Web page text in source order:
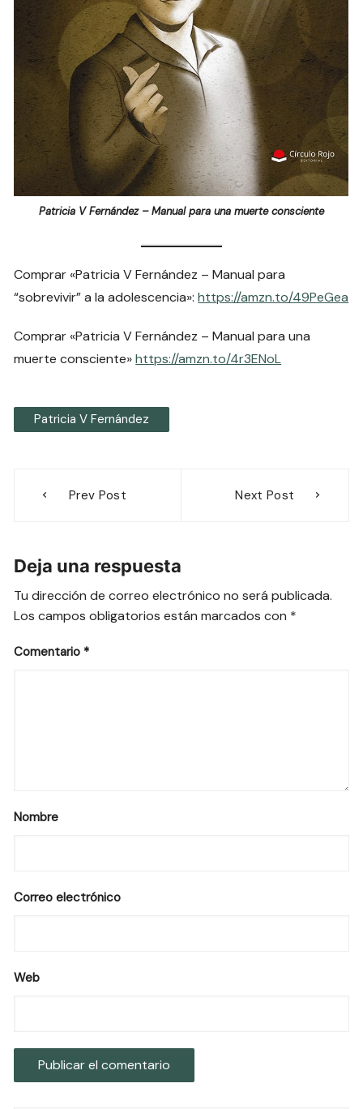
Patricia V Fernández – Manual para una muerte consciente
Comprar «Patricia V Fernández – Manual para
“sobrevivir” a la adolescencia»:https://amzn.to/49PeGea
Comprar «Patricia V Fernández – Manual para una
muerte consciente»https://amzn.to/4r3ENoL
Patricia V Fernández
Prev Post Next Post
Deja una respuesta
Tu dirección de correo electrónico no será publicada.
Los campos obligatorios están marcados con *
Comentario *
Nombre
Correo electrónico
Web